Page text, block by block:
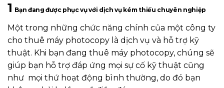
1 Bạn đang được phục vụ với dịch vụ kém thiếu chuyên nghiệp
Một trong những chức năng chính của một công ty
cho thuê máy photocopy là dịch vụ và hỗ trợ kỹ
thuật. Khi bạn đang thuê máy photocopy, chúng sẽ
giúp bạn hỗ trợ đáp ứng mọi sự cố kỹ thuật cũng
như mọi thứ hoạt động bình thường, do đó bạn